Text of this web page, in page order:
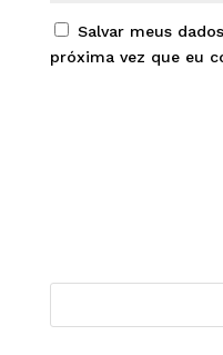
Salvar meus
próxima vez que eu